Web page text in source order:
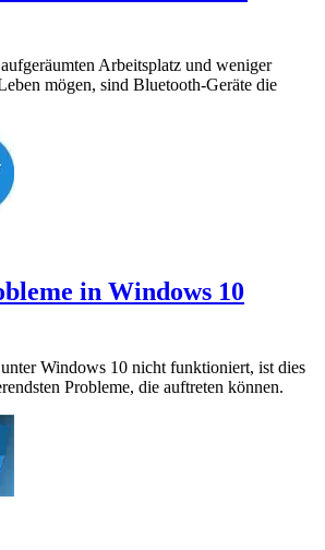
Arbeitsplatz und weniger
mögen, sind Bluetooth-Geräte die
in Windows 10
Windows 10 nicht funktioniert, ist dies
Probleme, die auftreten können.